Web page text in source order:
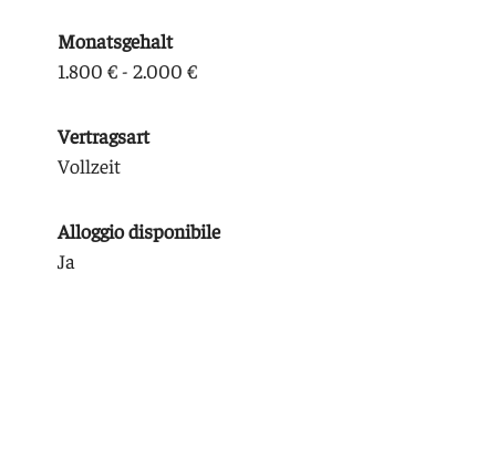
Monatsgehalt
1.800 € - 2.000 €
Vertragsart
Vollzeit
Alloggio disponibile
Ja